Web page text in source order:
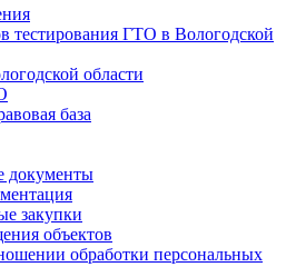
тестирования ГТО в Вологодской
области
база
документы
закупки
объектов
обработки персональных